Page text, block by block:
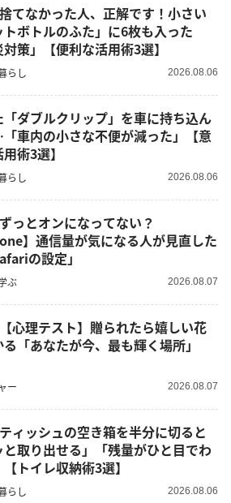
トボトルのふた」に6枚も入った
対策」【便利な活用術3選】
らし 2026.08.06
「ダブルクリップ」を車に持ち込ん
車内の小さな不便が減った」【意
術3選】
らし 2026.08.06
】通信量が気になる人が見直した
の設定」
ぶ 2026.08.07
「あなたが今、最も輝く場所」
ー 2026.08.07
と取り出せる」「残量がひと目でわ
トイレ収納術3選】
らし 2026.08.06